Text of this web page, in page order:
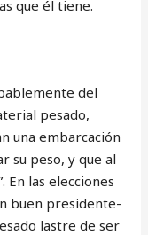
que él tiene.
del
pesado,
una embarcación
su peso, y que al
En las elecciones
buen presidente-
lastre de ser